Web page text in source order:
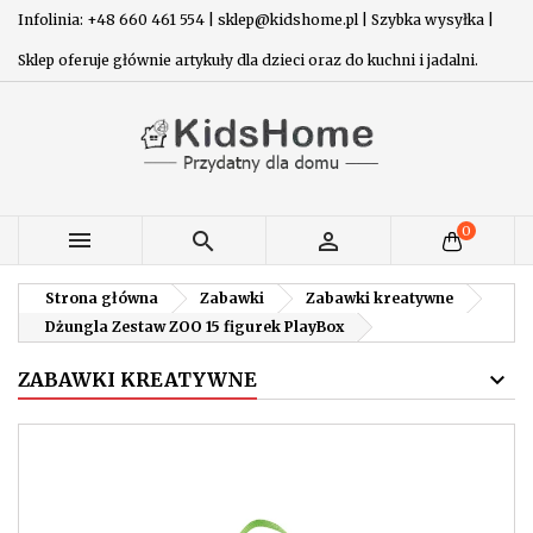
Infolinia: +48 660 461 554 | sklep@kidshome.pl | Szybka wysyłka |
Sklep oferuje głównie artykuły dla dzieci oraz do kuchni i jadalni.
   0
Strona główna Zabawki
Zabawki kreatywne
Dżungla Zestaw ZOO 15 figurek PlayBox
ZABAWKI KREATYWNE